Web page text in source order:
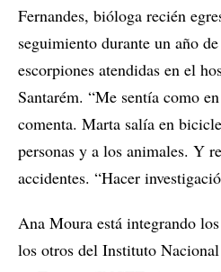
Fernandes, bióloga recién
seguimiento durante un año
escorpiones atendidas en el
Santarém. “Me sentía como
comenta. Marta salía en
personas y a los animales. Y
accidentes. “Hacer
Ana Moura está integrando
los otros del Instituto